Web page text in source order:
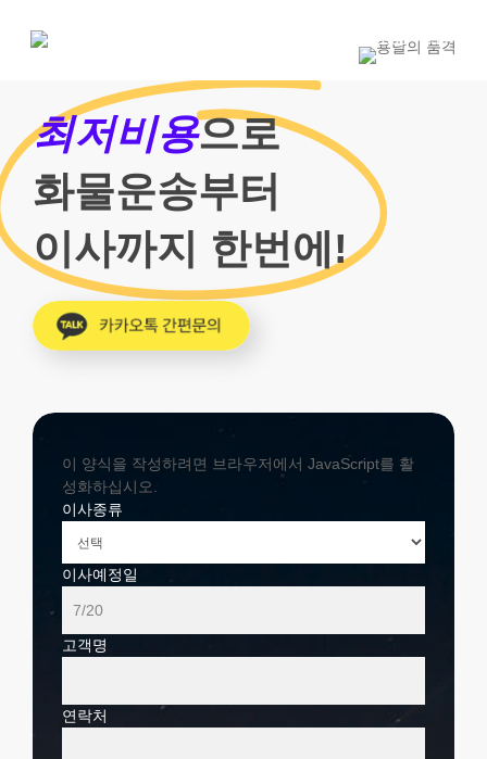
1800-7455
최저비용으로
화물운송부터
이사까지 한번에!
이 양식을 작성하려면 브라우저에서 JavaScript를 활
성화하십시오.
이사종류
이사예정일
고객명
연락처